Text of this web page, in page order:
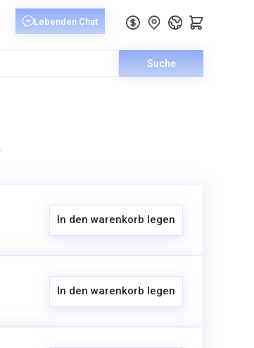
Suche
In den warenkorb legen
In den warenkorb legen